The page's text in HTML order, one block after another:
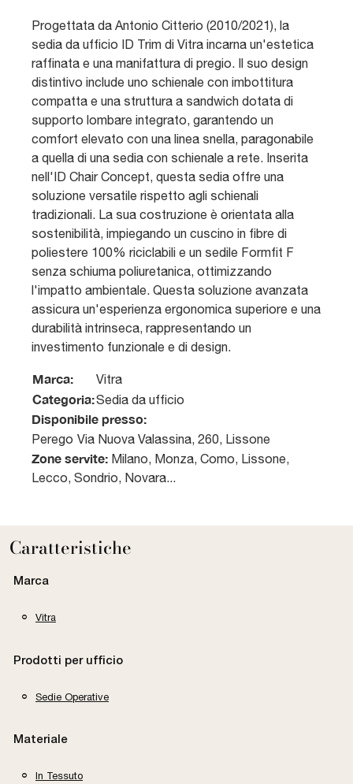
Progettata da Antonio Citterio (2010/2021), la
sedia da ufficio ID Trim di Vitra incarna un'estetica
raffinata e una manifattura di pregio. Il suo design
distintivo include uno schienale con imbottitura
compatta e una struttura a sandwich dotata di
supporto lombare integrato, garantendo un
comfort elevato con una linea snella, paragonabile
a quella di una sedia con schienale a rete. Inserita
nell'ID Chair Concept, questa sedia offre una
soluzione versatile rispetto agli schienali
tradizionali. La sua costruzione è orientata alla
sostenibilità, impiegando un cuscino in fibre di
poliestere 100% riciclabili e un sedile Formfit F
senza schiuma poliuretanica, ottimizzando
l'impatto ambientale. Questa soluzione avanzata
assicura un'esperienza ergonomica superiore e una
durabilità intrinseca, rappresentando un
investimento funzionale e di design.
Marca: Vitra
Categoria:Sedia da ufficio
Disponibile presso:
Perego Via Nuova Valassina, 260, Lissone
Zone servite: Milano, Monza, Como, Lissone,
Lecco, Sondrio, Novara...
Caratteristiche
Marca
Vitra
Prodotti per ufficio
Sedie Operative
Materiale
In Tessuto